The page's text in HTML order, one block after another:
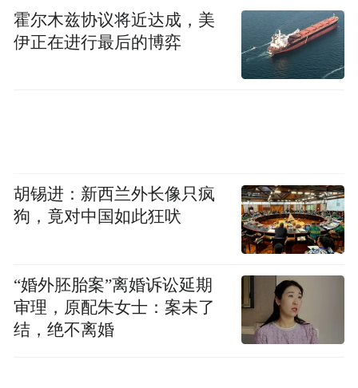
霍尔木兹协议将近达成，美
伊正在进行最后的博弈
胡锡进：新西兰外长像只疯
狗，竟对中国如此狂吠
“婚外胚胎案”离婚诉讼延期
审理，原配朱女士：案未了
结，绝不离婚